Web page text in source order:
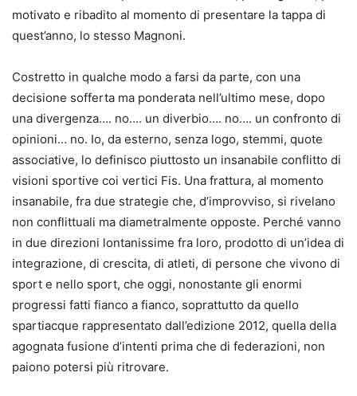
motivato e ribadito al momento di presentare la tappa di
quest’anno, lo stesso Magnoni.
Costretto in qualche modo a farsi da parte, con una
decisione sofferta ma ponderata nell’ultimo mese, dopo
una divergenza…. no…. un diverbio…. no…. un confronto di
opinioni… no. Io, da esterno, senza logo, stemmi, quote
associative, lo definisco piuttosto un insanabile conflitto di
visioni sportive coi vertici Fis. Una frattura, al momento
insanabile, fra due strategie che, d’improvviso, si rivelano
non conflittuali ma diametralmente opposte. Perché vanno
in due direzioni lontanissime fra loro, prodotto di un’idea di
integrazione, di crescita, di atleti, di persone che vivono di
sport e nello sport, che oggi, nonostante gli enormi
progressi fatti fianco a fianco, soprattutto da quello
spartiacque rappresentato dall’edizione 2012, quella della
agognata fusione d’intenti prima che di federazioni, non
paiono potersi più ritrovare.